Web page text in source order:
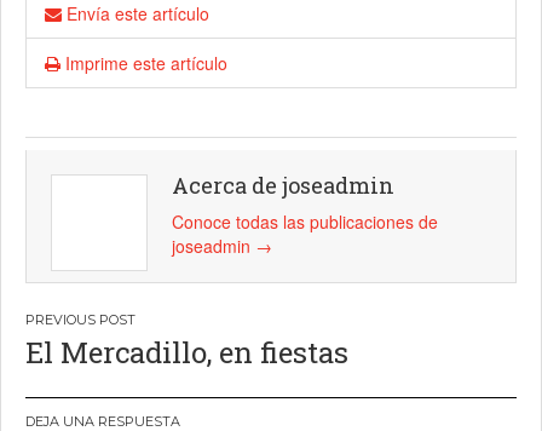
Envía este artículo
Imprime este artículo
Acerca de joseadmin
Conoce todas las publicaciones de
joseadmin →
Navegación
de
entradas
El Mercadillo, en fiestas
DEJA UNA RESPUESTA